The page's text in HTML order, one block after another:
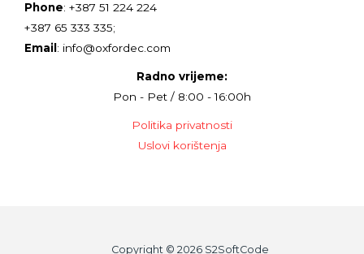
Phone: +387 51 224 224
+387 65 333 335;
Email : info@oxfordec.com
Radno vrijeme:
Pon - Pet / 8:00 - 16:00h
Politika privatnosti
Uslovi korištenja
Copyright © 2026 S2SoftCode